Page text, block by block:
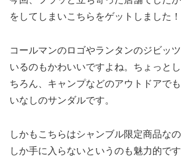
をしてしまいこちらをゲットしました！
コールマンのロゴやランタンのジビッ
いるのもかわいいですよね。ちょっと
ちろん、キャンプなどのアウトドアで
いなしのサンダルです。
しかもこちらはシャンブル限定商品な
しか手に入らないというのも魅力的で